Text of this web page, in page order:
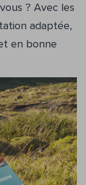
? Avec les
adaptée,
en bonne